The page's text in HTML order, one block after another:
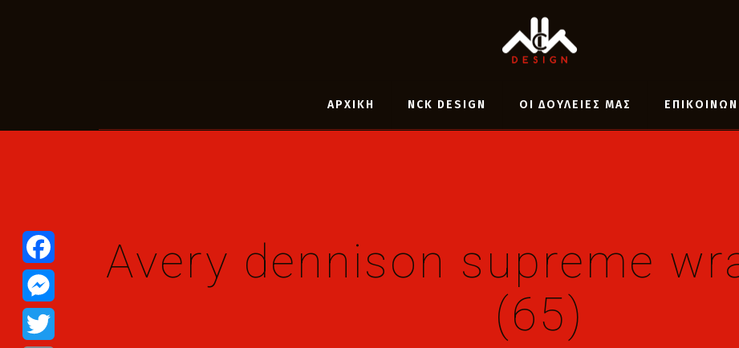
ΑΡΧΙΚΗ NCK DESIGN ΟΙ ΔΟΥΛΕΙΕΣ ΜΑΣ
Avery dennison supreme
(65)
Facebook
Messenger